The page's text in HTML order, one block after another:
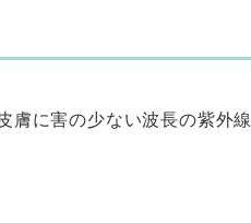
膚に害の少ない波長の紫外線